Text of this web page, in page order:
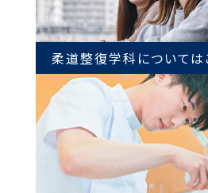
柔道整復学科については